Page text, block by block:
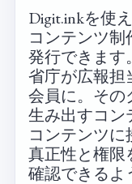
Digit.inkを​使
コンテンツ制
発行できます
省庁が​広報担
会員に。​その​
生み出すコン
コンテンツ
真正性と​権限
確認できるよ